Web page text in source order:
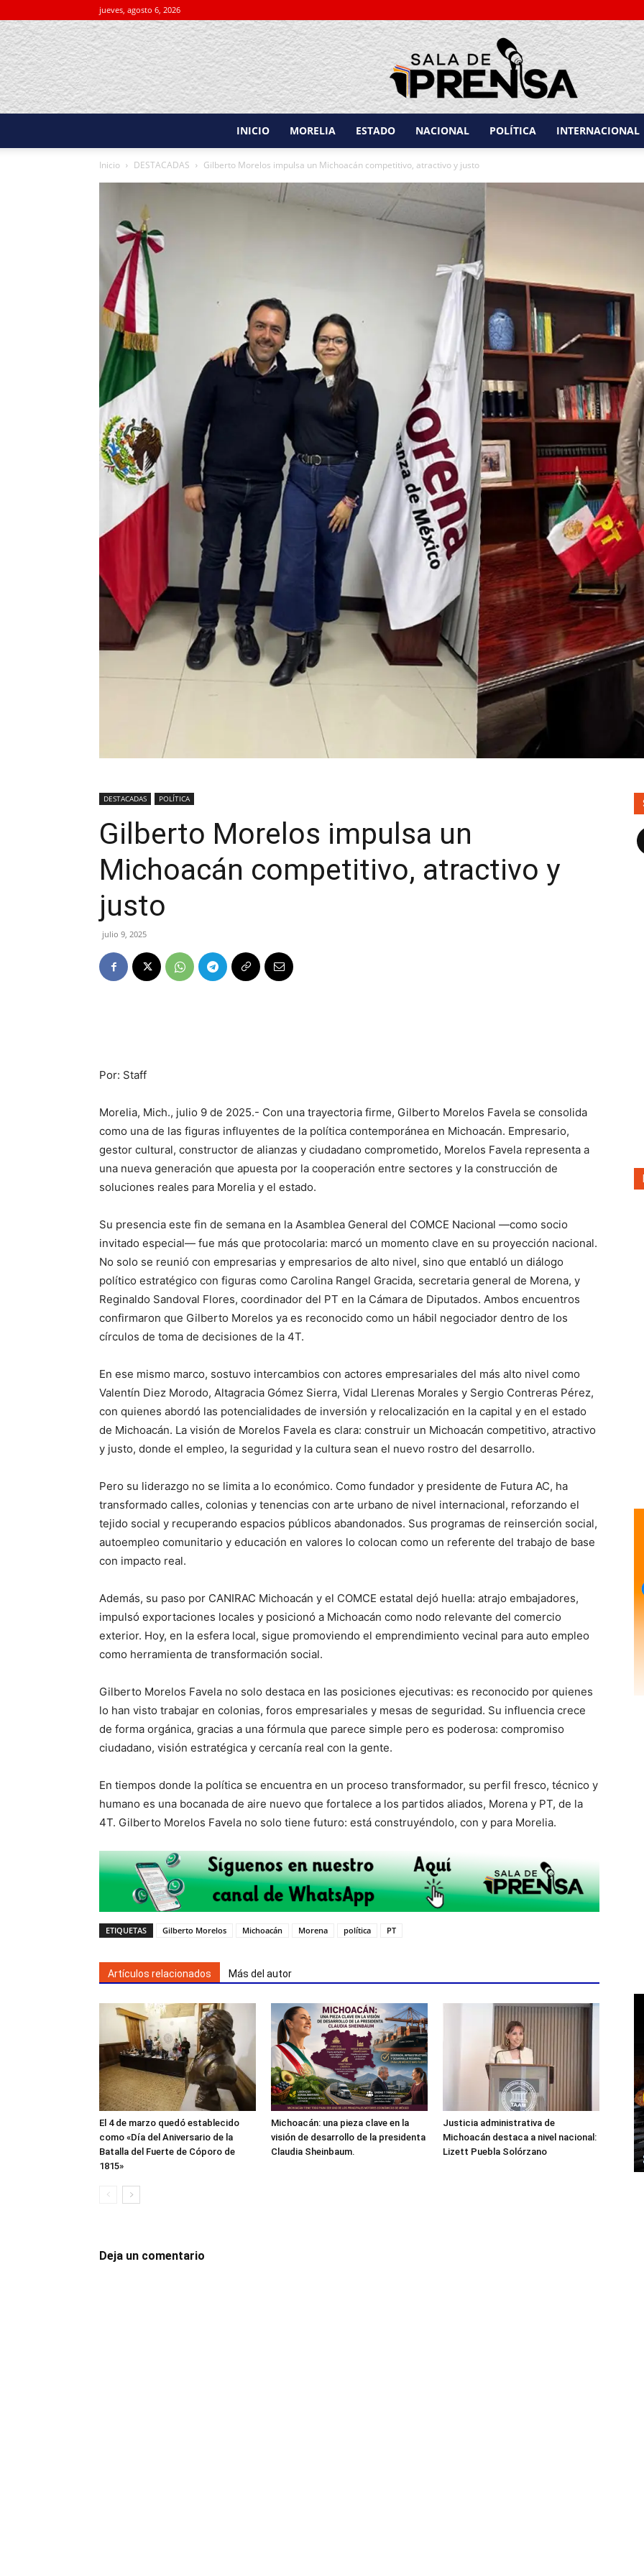
jueves, agosto 6, 2026
de
Prensa
INICIO MORELIA ESTADO NACIONAL POLÍTICA INTERNACIONAL
Inicio DESTACADAS Gilberto Morelos impulsa un Michoacán competitivo, atractivo y justo
DESTACADAS POLÍTICA
Gilberto Morelos impulsa un
Michoacán competitivo, atractivo y
justo
julio 9, 2025
Por: Staff
Morelia, Mich., julio 9 de 2025.- Con una trayectoria firme, Gilberto Morelos Favela se consolida
como una de las figuras influyentes de la política contemporánea en Michoacán. Empresario,
gestor cultural, constructor de alianzas y ciudadano comprometido, Morelos Favela representa a
una nueva generación que apuesta por la cooperación entre sectores y la construcción de
soluciones reales para Morelia y el estado.
Su presencia este fin de semana en la Asamblea General del COMCE Nacional —como socio
invitado especial— fue más que protocolaria: marcó un momento clave en su proyección nacional.
No solo se reunió con empresarias y empresarios de alto nivel, sino que entabló un diálogo
político estratégico con figuras como Carolina Rangel Gracida, secretaria general de Morena, y
Reginaldo Sandoval Flores, coordinador del PT en la Cámara de Diputados. Ambos encuentros
confirmaron que Gilberto Morelos ya es reconocido como un hábil negociador dentro de los
círculos de toma de decisiones de la 4T.
En ese mismo marco, sostuvo intercambios con actores empresariales del más alto nivel como
Valentín Diez Morodo, Altagracia Gómez Sierra, Vidal Llerenas Morales y Sergio Contreras Pérez,
con quienes abordó las potencialidades de inversión y relocalización en la capital y en el estado
de Michoacán. La visión de Morelos Favela es clara: construir un Michoacán competitivo, atractivo
y justo, donde el empleo, la seguridad y la cultura sean el nuevo rostro del desarrollo.
Pero su liderazgo no se limita a lo económico. Como fundador y presidente de Futura AC, ha
transformado calles, colonias y tenencias con arte urbano de nivel internacional, reforzando el
tejido social y recuperando espacios públicos abandonados. Sus programas de reinserción social,
autoempleo comunitario y educación en valores lo colocan como un referente del trabajo de base
con impacto real.
Además, su paso por CANIRAC Michoacán y el COMCE estatal dejó huella: atrajo embajadores,
impulsó exportaciones locales y posicionó a Michoacán como nodo relevante del comercio
exterior. Hoy, en la esfera local, sigue promoviendo el emprendimiento vecinal para auto empleo
como herramienta de transformación social.
Gilberto Morelos Favela no solo destaca en las posiciones ejecutivas: es reconocido por quienes
lo han visto trabajar en colonias, foros empresariales y mesas de seguridad. Su influencia crece
de forma orgánica, gracias a una fórmula que parece simple pero es poderosa: compromiso
ciudadano, visión estratégica y cercanía real con la gente.
En tiempos donde la política se encuentra en un proceso transformador, su perfil fresco, técnico y
humano es una bocanada de aire nuevo que fortalece a los partidos aliados, Morena y PT, de la
4T. Gilberto Morelos Favela no solo tiene futuro: está construyéndolo, con y para Morelia.
ETIQUETAS Gilberto Morelos Michoacán Morena política PT
Artículos relacionados Más del autor
El 4 de marzo quedó establecido
como «Día del Aniversario de la
Batalla del Fuerte de Cóporo de
1815»
Michoacán: una pieza clave en la
visión de desarrollo de la presidenta
Claudia Sheinbaum.
Justicia administrativa de
Michoacán destaca a nivel nacional:
Lizett Puebla Solórzano
Deja un comentario